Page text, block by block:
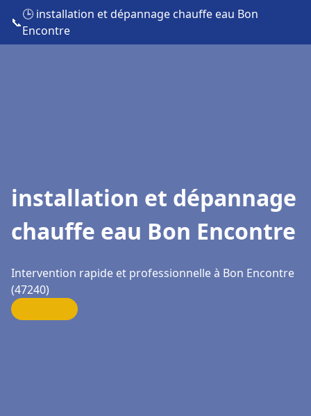
📞
🕒 installation et dépannage chauffe eau Bon
Encontre
installation et dépannage
chauffe eau Bon Encontre
Intervention rapide et professionnelle à Bon Encontre
(47240)